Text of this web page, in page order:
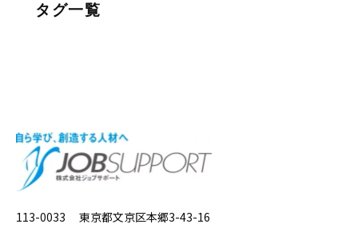
タグ一覧
113-0033 東京都文京区本郷3-43-16